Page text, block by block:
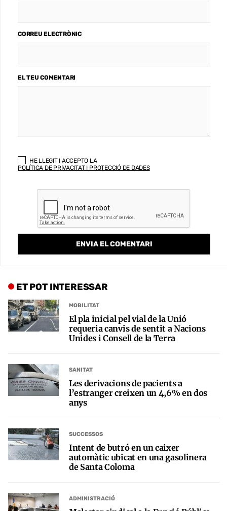
CORREU ELECTRÒNIC
EL TEU COMENTARI
HE LLEGIT I ACCEPTO LA
POLÍTICA DE PRIVACITAT I PROTECCIÓ DE DADES
ET POT INTERESSAR
MOBILITAT
El pla inicial pel vial de la Unió
requeria canvis de sentit a Nacions
Unides i Consell de la Terra
SANITAT
Les derivacions de pacients a
l’estranger creixen un 4,6% en dos
anys
SUCCESSOS
Intent de butró en un caixer
automàtic ubicat en una gasolinera
de Santa Coloma
ADMINISTRACIÓ